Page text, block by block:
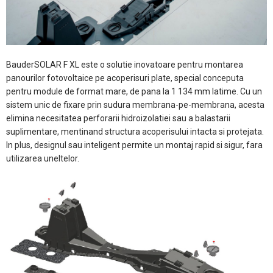
BauderSOLAR F XL este o solutie inovatoare pentru montarea
panourilor fotovoltaice pe acoperisuri plate, special conceputa
pentru module de format mare, de pana la 1 134 mm latime. Cu un
sistem unic de fixare prin sudura membrana-pe-membrana, acesta
elimina necesitatea perforarii hidroizolatiei sau a balastarii
suplimentare, mentinand structura acoperisului intacta si protejata.
In plus, designul sau inteligent permite un montaj rapid si sigur, fara
utilizarea uneltelor.